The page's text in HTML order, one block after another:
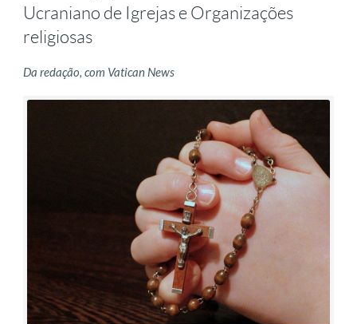
Ucraniano de Igrejas e Organizações
religiosas
Da redação, com Vatican News